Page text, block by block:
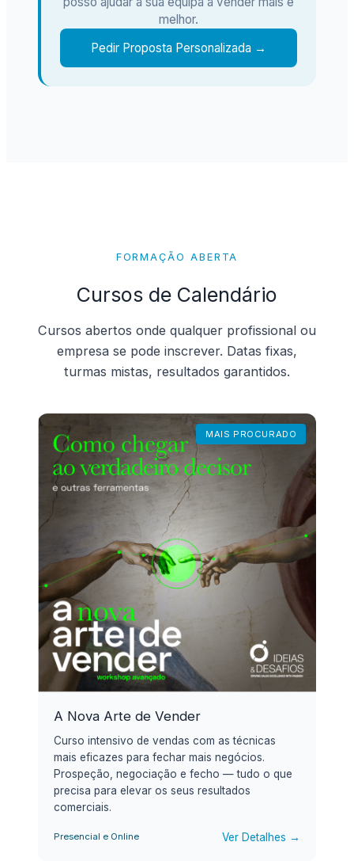
melhor.
Pedir Proposta Personalizada →
FORMAÇÃO ABERTA
Cursos de Calendário
Cursos abertos onde qualquer profissional ou
empresa se pode inscrever. Datas fixas,
turmas mistas, resultados garantidos.
MAIS PROCURADO
A Nova Arte de Vender
Curso intensivo de vendas com as técnicas
mais eficazes para fechar mais negócios.
Prospeção, negociação e fecho — tudo o que
precisa para elevar os seus resultados
comerciais.
Presencial e Online Ver Detalhes →